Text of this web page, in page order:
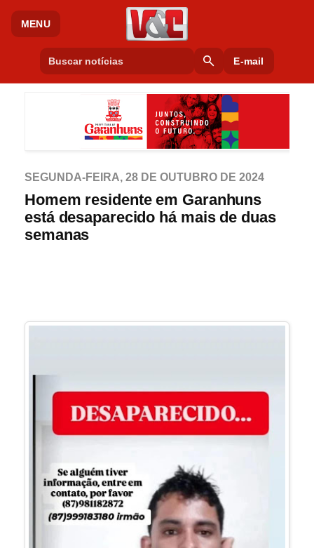
MENU
search E-mail
SEGUNDA-FEIRA, 28 DE OUTUBRO DE 2024
Homem residente em Garanhuns
está desaparecido há mais de duas
semanas